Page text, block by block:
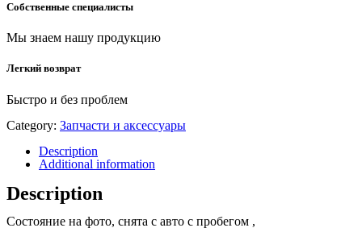
Собственные специалисты
Мы знаем нашу продукцию
Легкий возврат
Быстро и без проблем
Category: Запчасти и аксессуары
Description
Additional information
Description
Состояние на фото, снята с авто с пробегом ,